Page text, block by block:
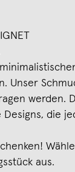
Unser
werden.
die
aus.